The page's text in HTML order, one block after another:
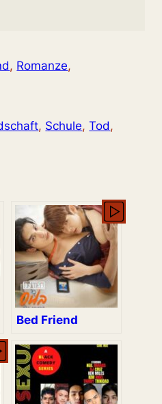
, Romanze,
, Schule,Tod,
Bed Friend